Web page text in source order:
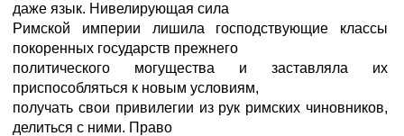
даже язык. Нивелирующая сила
Римской империи лишила господствующие классы
покоренных государств прежнего
политического могущества и заставляла их
приспособляться к новым условиям,
получать свои привилегии из рук римских чиновников,
делиться с ними. Право